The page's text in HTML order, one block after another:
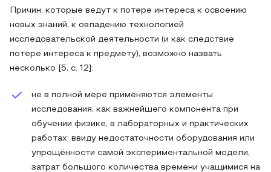
Причин, которые ведут к потере интереса к освоению
новых знаний, к овладению технологией
исследовательской деятельности (и как следствие
потере интереса к предмету), возможно назвать
несколько [5, с. 12]:
не в полной мере применяются элементы
исследования, как важнейшего компонента при
обучении физике, в лабораторных и практических
работах: ввиду недостаточности оборудования или
упрощённости самой экспериментальной модели,
затрат большого количества времени учащимися на